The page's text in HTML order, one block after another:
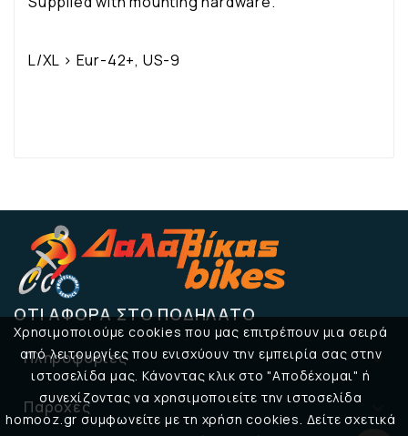
Χρησιμοποιούμε cookies που μας επιτρέπουν μια σειρά
από λειτουργίες που ενισχύουν την εμπειρία σας στην
ιστοσελίδα μας. Κάνοντας κλικ στο "Αποδέχομαι" ή
συνεχίζοντας να χρησιμοποιείτε την ιστοσελίδα
homooz.gr συμφωνείτε με τη χρήση cookies. Δείτε σχετικά
L/XL > Eur-42+, US-9
ΌΤΙ ΑΦΟΡΆ ΣΤΟ ΠΟΔΉΛΑΤΟ
Πληροφορίες 
Παροχές